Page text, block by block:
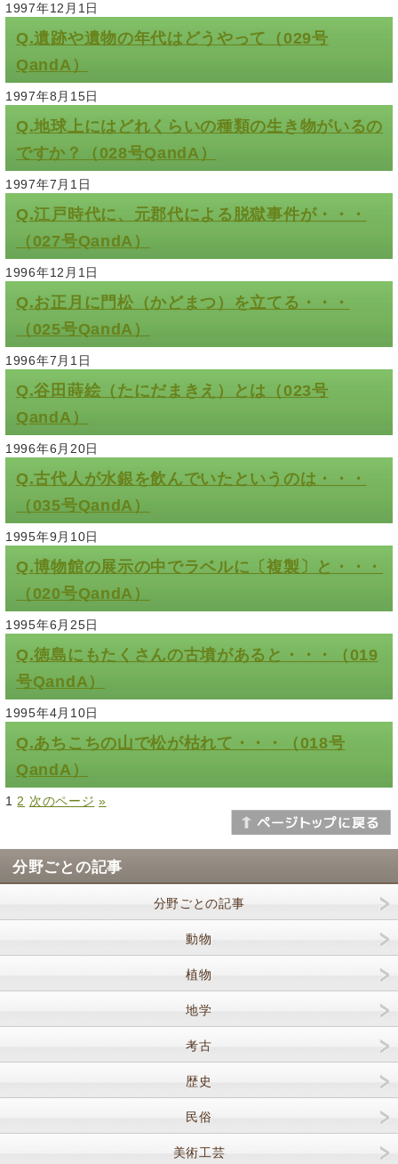
1997年12月1日
Q.遺跡や遺物の年代はどうやって（029号
QandA）
1997年8月15日
Q.地球上にはどれくらいの種類の生き物がいるの
ですか？（028号QandA）
1997年7月1日
Q.江戸時代に、元郡代による脱獄事件が・・・
（027号QandA）
1996年12月1日
Q.お正月に門松（かどまつ）を立てる・・・
（025号QandA）
1996年7月1日
Q.谷田蒔絵（たにだまきえ）とは（023号
QandA）
1996年6月20日
Q.古代人が水銀を飲んでいたというのは・・・
（035号QandA）
1995年9月10日
Q.博物館の展示の中でラベルに〔複製〕と・・・
（020号QandA）
1995年6月25日
Q.徳島にもたくさんの古墳があると・・・（019
号QandA）
1995年4月10日
Q.あちこちの山で松が枯れて・・・（018号
QandA）
1 2 次のページ »
分野ごとの記事
分野ごとの記事
動物
植物
地学
考古
歴史
民俗
美術工芸